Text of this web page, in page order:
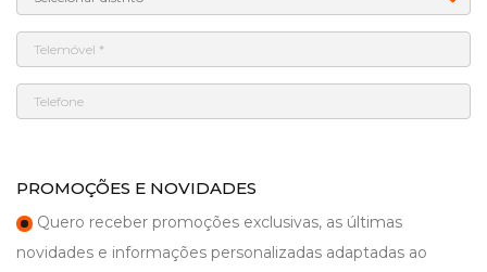
PROMOÇÕES E NOVIDADES
Quero receber promoções exclusivas, as últimas
novidades e informações personalizadas adaptadas ao